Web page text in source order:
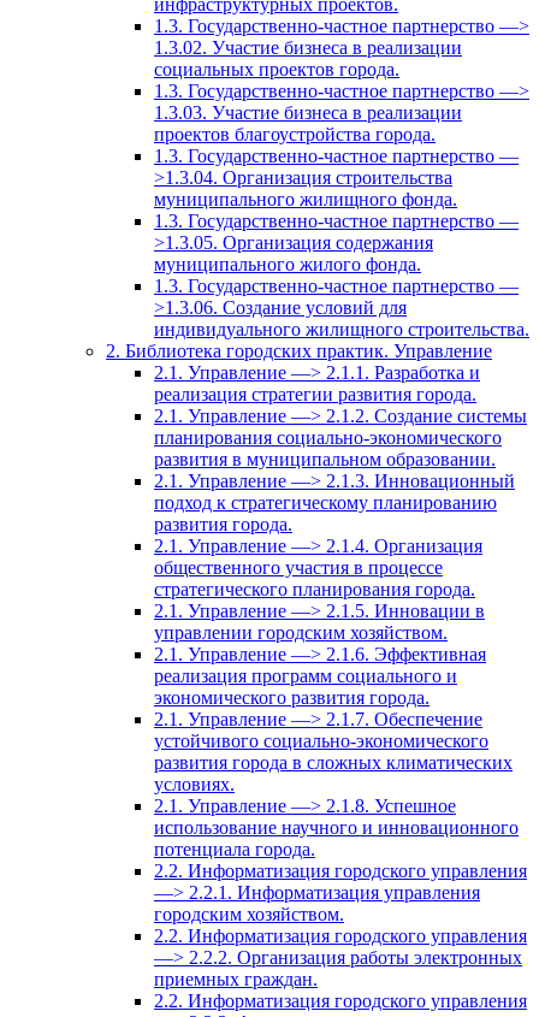
инфраструктурных проектов.
1.3. Государственно-частное партнерство —>
1.3.02. Участие бизнеса в реализации
социальных проектов города.
1.3. Государственно-частное партнерство —>
1.3.03. Участие бизнеса в реализации
проектов благоустройства города.
1.3. Государственно-частное партнерство —
>1.3.04. Организация строительства
муниципального жилищного фонда.
1.3. Государственно-частное партнерство —
>1.3.05. Организация содержания
муниципального жилого фонда.
1.3. Государственно-частное партнерство —
>1.3.06. Создание условий для
индивидуального жилищного строительства.
2. Библиотека городских практик. Управление
2.1. Управление —> 2.1.1. Разработка и
реализация стратегии развития города.
2.1. Управление —> 2.1.2. Создание системы
планирования социально-экономического
развития в муниципальном образовании.
2.1. Управление —> 2.1.3. Инновационный
подход к стратегическому планированию
развития города.
2.1. Управление —> 2.1.4. Организация
общественного участия в процессе
стратегического планирования города.
2.1. Управление —> 2.1.5. Инновации в
управлении городским хозяйством.
2.1. Управление —> 2.1.6. Эффективная
реализация программ социального и
экономического развития города.
2.1. Управление —> 2.1.7. Обеспечение
устойчивого социально-экономического
развития города в сложных климатических
условиях.
2.1. Управление —> 2.1.8. Успешное
использование научного и инновационного
потенциала города.
2.2. Информатизация городского управления
—> 2.2.1. Информатизация управления
городским хозяйством.
2.2. Информатизация городского управления
—> 2.2.2. Организация работы электронных
приемных граждан.
2.2. Информатизация городского управления